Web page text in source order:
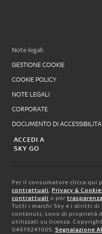
Note legali:
GESTIONE COOKIE
COOKIE POLICY
NOTE LEGALI
CORPORATE
DOCUMENTO DI ACCESSIBILITA'
ACCEDI A
SKY GO
Per il consumatore clicca qui
contrattuali, Privacy &
contrattuali o per
Tutti i marchi Sky e i diritti
contenuti, sono di proprietà
utilizzati su licenza.
04619241005. Segnalazione